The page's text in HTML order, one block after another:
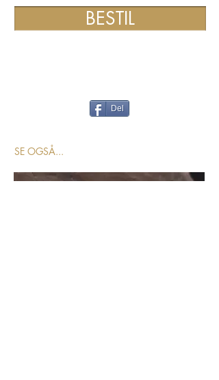
BESTIL
Del
SE OGSÅ...